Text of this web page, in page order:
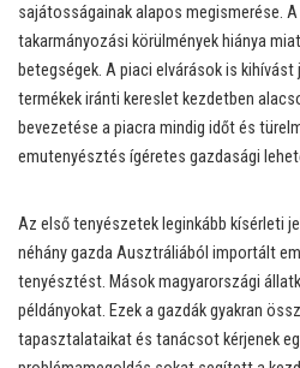
sajátosságainak alapos megismerése.
takarmányozási körülmények hiánya
betegségek. A piaci elvárások is
termékek iránti kereslet kezdetben
bevezetése a piacra mindig időt és
emutenyésztés ígéretes gazdasági
Az első tenyészetek leginkább kísérleti
néhány gazda Ausztráliából importált
tenyésztést. Mások magyarországi
példányokat. Ezek a gazdák gyakran
tapasztalataikat és tanácsot kérjenek